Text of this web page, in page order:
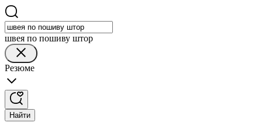
швея по пошиву штор
Резюме
Найти